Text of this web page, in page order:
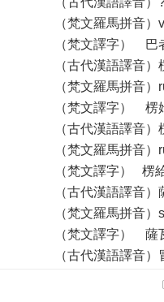
（梵文羅馬拼音）
（梵文譯字） 巴者
（古代漢語譯音）
（梵文羅馬拼音）
（梵文譯字） 楞
（古代漢語譯音）
（梵文羅馬拼音）
（梵文譯字） 楞給
（古代漢語譯音）薩
（梵文羅馬拼音）
（梵文譯字） 薩瓦
（古代漢語譯音）冒